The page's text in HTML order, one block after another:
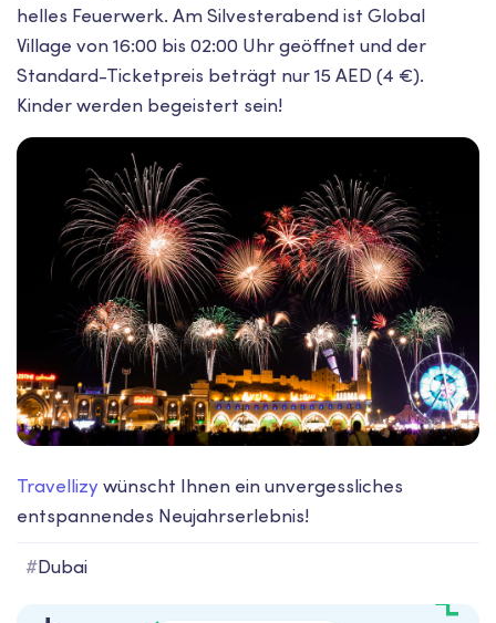
helles Feuerwerk. Am Silvesterabend ist Global
Village von 16:00 bis 02:00 Uhr geöffnet und der
Standard-Ticketpreis beträgt nur 15 AED (4 €).
Kinder werden begeistert sein!
Travellizy wünscht Ihnen ein unvergessliches
entspannendes Neujahrserlebnis!
#Dubai